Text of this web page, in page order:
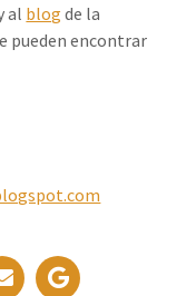
al blog de la
pueden encontrar